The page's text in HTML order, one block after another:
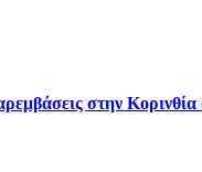
στην